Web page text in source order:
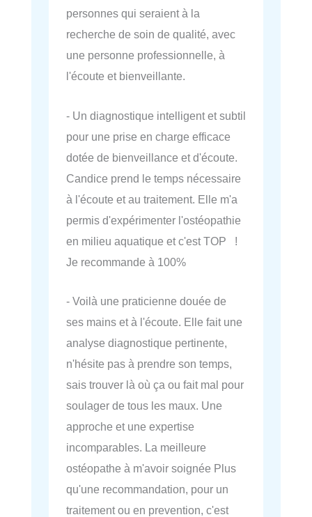
personnes qui seraient à la
recherche de soin de qualité, avec
une personne professionnelle, à
l'écoute et bienveillante.
- Un diagnostique intelligent et subtil
pour une prise en charge efficace
dotée de bienveillance et d'écoute.
Candice prend le temps nécessaire
à l'écoute et au traitement. Elle m'a
permis d'expérimenter l'ostéopathie
en milieu aquatique et c'est TOP !
Je recommande à 100%
- Voilà une praticienne douée de
ses mains et à l'écoute. Elle fait une
analyse diagnostique pertinente,
n'hésite pas à prendre son temps,
sais trouver là où ça ou fait mal pour
soulager de tous les maux. Une
approche et une expertise
incomparables. La meilleure
ostéopathe à m'avoir soignée Plus
qu'une recommandation, pour un
traitement ou en prevention, c'est